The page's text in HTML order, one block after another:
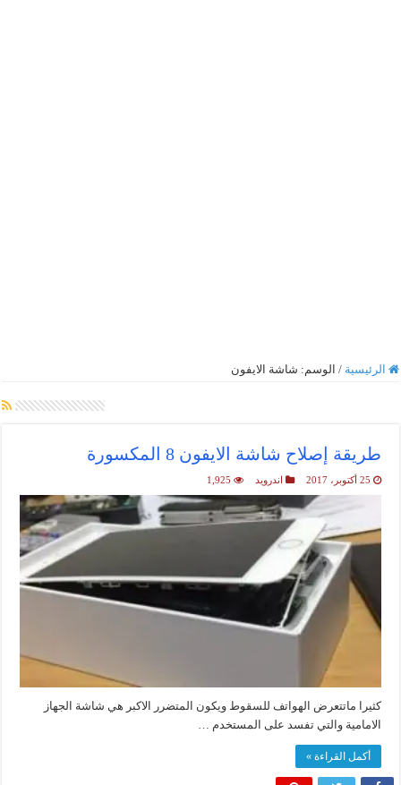
الرئيسية / الوسم: شاشة الايفون
طريقة إصلاح شاشة الايفون 8 المكسورة
25 أكتوبر، 2017 اندرويد 1,925
كثيرا ماتتعرض الهواتف للسقوط ويكون المتضرر الاكبر هي شاشة الجهاز
الامامية والتي تفسد على المستخدم …
أكمل القراءة »